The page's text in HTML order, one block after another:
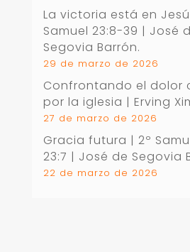
La victoria está en
Samuel 23:8-39 | José
Segovia Barrón.
29 de marzo de 2026
Confrontando el dolor
por la iglesia | Erving
27 de marzo de 2026
Gracia futura | 2º
23:7 | José de Segovia
22 de marzo de 2026